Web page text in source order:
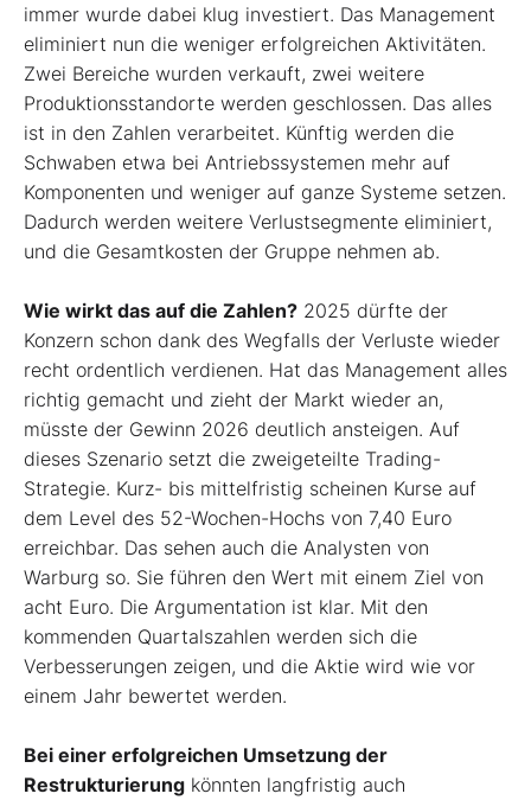
immer wurde dabei klug investiert. Das Management
eliminiert nun die weniger erfolgreichen Aktivitäten.
Zwei Bereiche wurden verkauft, zwei weitere
Produktionsstandorte werden geschlossen. Das alles
ist in den Zahlen verarbeitet. Künftig werden die
Schwaben etwa bei Antriebssystemen mehr auf
Komponenten und weniger auf ganze Systeme setzen.
Dadurch werden weitere Verlustsegmente eliminiert,
und die Gesamtkosten der Gruppe nehmen ab.
Wie wirkt das auf die Zahlen? 2025 dürfte der
Konzern schon dank des Wegfalls der Verluste wieder
recht ordentlich verdienen. Hat das Management alles
richtig gemacht und zieht der Markt wieder an,
müsste der Gewinn 2026 deutlich ansteigen. Auf
dieses Szenario setzt die zweigeteilte Trading-
Strategie. Kurz- bis mittelfristig scheinen Kurse auf
dem Level des 52-Wochen-Hochs von 7,40 Euro
erreichbar. Das sehen auch die Analysten von
Warburg so. Sie führen den Wert mit einem Ziel von
acht Euro. Die Argumentation ist klar. Mit den
kommenden Quartalszahlen werden sich die
Verbesserungen zeigen, und die Aktie wird wie vor
einem Jahr bewertet werden.
Bei einer erfolgreichen Umsetzung der
Restrukturierung könnten langfristig auch